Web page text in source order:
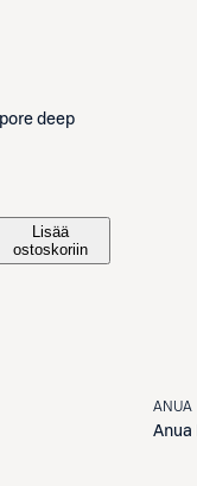
deep
Lisää
ostoskoriin
ANUA
Anua